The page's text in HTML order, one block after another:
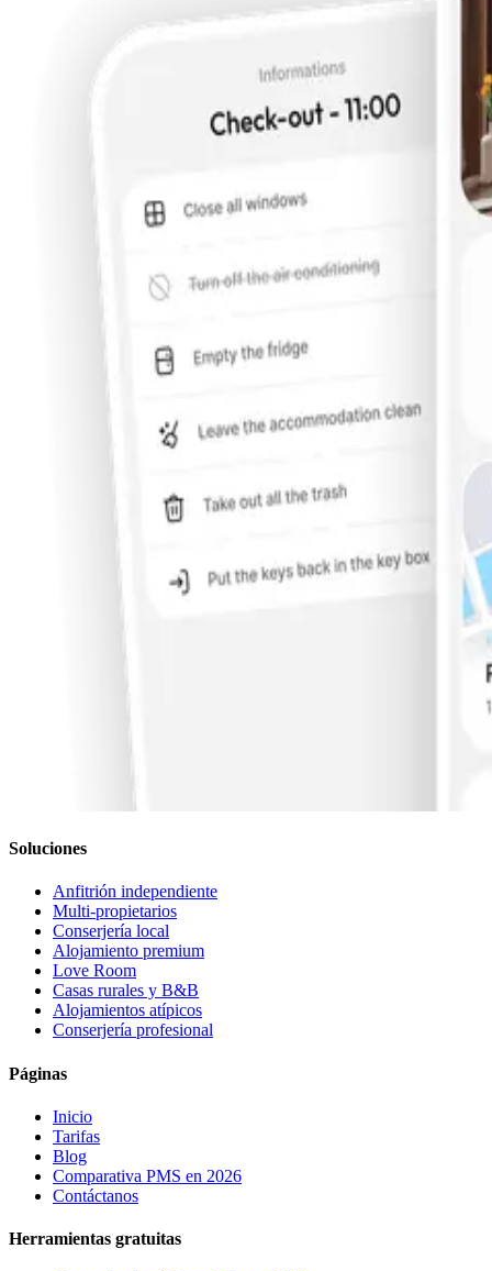
Soluciones
Anfitrión independiente
Multi-propietarios
Conserjería local
Alojamiento premium
Love Room
Casas rurales y B&B
Alojamientos atípicos
Conserjería profesional
Páginas
Inicio
Tarifas
Blog
Comparativa PMS en 2026
Contáctanos
Herramientas gratuitas